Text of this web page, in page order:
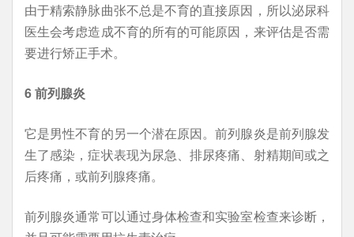
由于精索静脉曲张不总是不育的直接原因，所以泌尿科
医生会考虑造成不育的所有的可能原因，来评估是否需
要进行矫正手术。
6 前列腺炎
它是男性不育的另一个潜在原因。前列腺炎是前列腺发
生了感染，症状表现为尿急、排尿疼痛、射精期间或之
后疼痛，或前列腺疼痛。
前列腺炎通常可以通过身体检查和实验室检查来诊断，